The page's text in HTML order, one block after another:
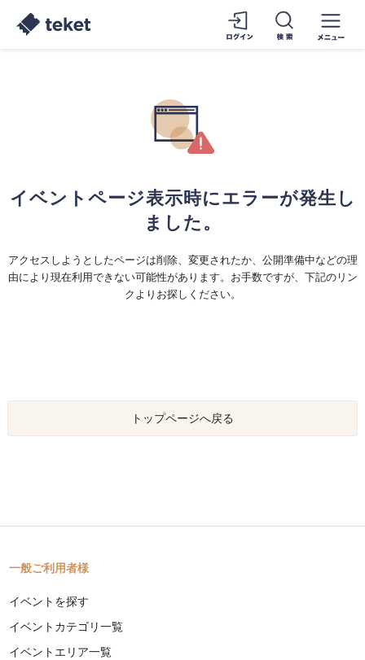
イベントページ表示時にエラーが発生し
ました。
アクセスしようとしたページは削除、変更されたか、公開準備中などの理
由により現在利用できない可能性があります。お手数ですが、下記のリン
クよりお探しください。
トップページへ戻る
一般ご利用者様
イベントを探す
イベントカテゴリ一覧
イベントエリア一覧